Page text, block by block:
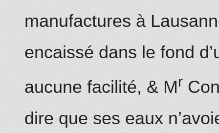
manufactures à
encaissé dans le fond
aucune facilité, & Mr
dire que ses eaux